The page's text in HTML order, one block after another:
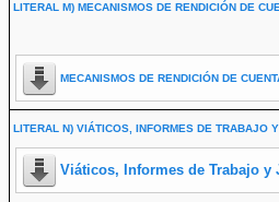
LITERAL M) MECANISMOS DE RENDICIÓN DE
MECANISMOS DE RENDICIÓN DE
LITERAL N) VIÁTICOS, INFORMES DE TRABAJO
Viáticos, Informes de Trabajo y